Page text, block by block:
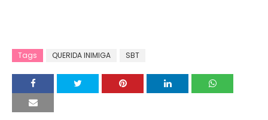
Tags QUERIDA INIMIGA SBT